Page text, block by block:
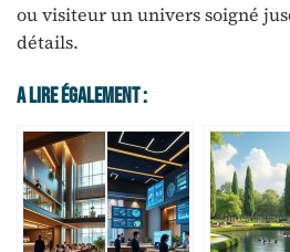
ou visiteur un univers soigné
détails.
A Lire Également :